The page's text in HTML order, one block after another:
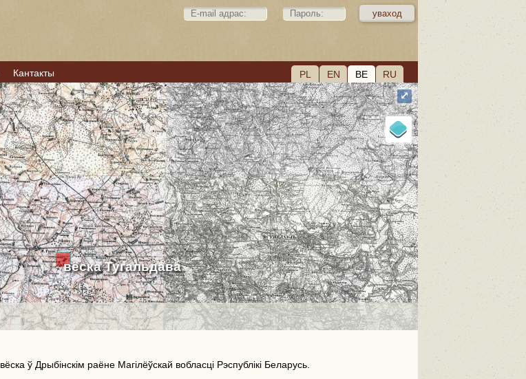
PL EN BE RU
Кантакты
вёска Тугальдава
⤢
вёска ў Дрыбінскім раёне Магілёўскай вобласці Рэспублікі Беларусь.